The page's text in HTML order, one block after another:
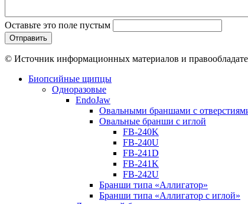
Оставьте это поле пустым
© Источник информационных материалов и
Биопсийные щипцы
Одноразовые
EndoJaw
Овальными браншами с
Овальные бранши с иглой
FB-240K
FB-240U
FB-241D
FB-241K
FB-242U
Бранши типа «Аллигатор»
Бранши типа «Аллигатор с иглой»